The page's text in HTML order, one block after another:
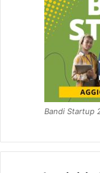
Bandi Startup